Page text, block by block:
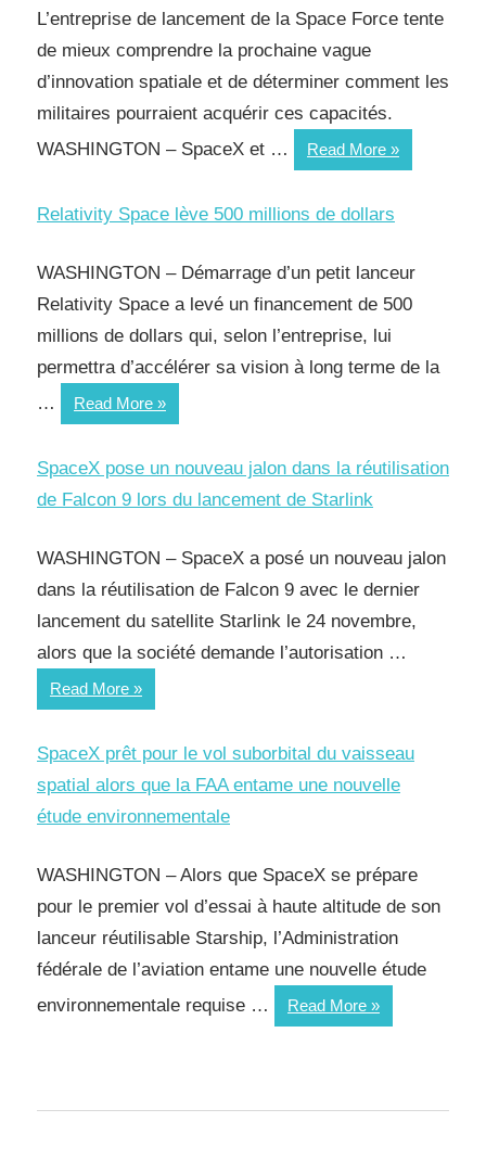
L’entreprise de lancement de la Space Force tente
de mieux comprendre la prochaine vague
d’innovation spatiale et de déterminer comment les
militaires pourraient acquérir ces capacités.
WASHINGTON – SpaceX et …
Read More
Relativity Space lève 500 millions de dollars
WASHINGTON – Démarrage d’un petit lanceur
Relativity Space a levé un financement de 500
millions de dollars qui, selon l’entreprise, lui
permettra d’accélérer sa vision à long terme de la
…
Read More
SpaceX pose un nouveau jalon dans la réutilisation
de Falcon 9 lors du lancement de Starlink
WASHINGTON – SpaceX a posé un nouveau jalon
dans la réutilisation de Falcon 9 avec le dernier
lancement du satellite Starlink le 24 novembre,
alors que la société demande l’autorisation …
Read More
SpaceX prêt pour le vol suborbital du vaisseau
spatial alors que la FAA entame une nouvelle
étude environnementale
WASHINGTON – Alors que SpaceX se prépare
pour le premier vol d’essai à haute altitude de son
lanceur réutilisable Starship, l’Administration
fédérale de l’aviation entame une nouvelle étude
environnementale requise …
Read More